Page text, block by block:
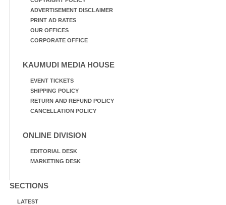
ADVERTISEMENT DISCLAIMER
PRINT AD RATES
OUR OFFICES
CORPORATE OFFICE
KAUMUDI MEDIA HOUSE
EVENT TICKETS
SHIPPING POLICY
RETURN AND REFUND POLICY
CANCELLATION POLICY
ONLINE DIVISION
EDITORIAL DESK
MARKETING DESK
SECTIONS
LATEST